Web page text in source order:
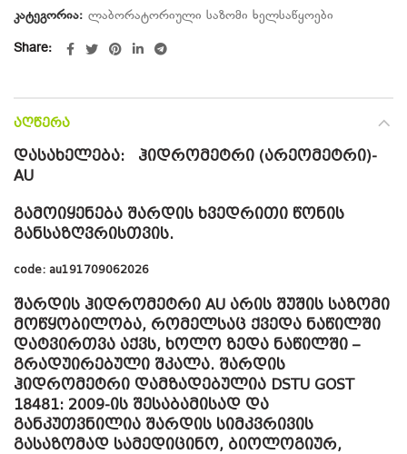
კატეგორია: ლაბორატორიული საზომი ხელსაწყოები
Share
ᲐᲦᲬᲔᲠᲐ
დასახელება: ჰიდრომეტრი (არეომეტრი)-
AU
გამოიყენება შარდის ხვედრითი წონის
განსაზღვრისთვის.
code: au191709062026
შარდის ჰიდრომეტრი AU არის შუშის საზომი
მოწყობილობა, რომელსაც ქვედა ნაწილში
დატვირთვა აქვს, ხოლო ზედა ნაწილში –
გრადუირებული შკალა. შარდის
ჰიდრომეტრი დამზადებულია DSTU GOST
18481: 2009-ის შესაბამისად და
განკუთვნილია შარდის სიმკვრივის
გასაზომად სამედიცინო, ბიოლოგიურ,